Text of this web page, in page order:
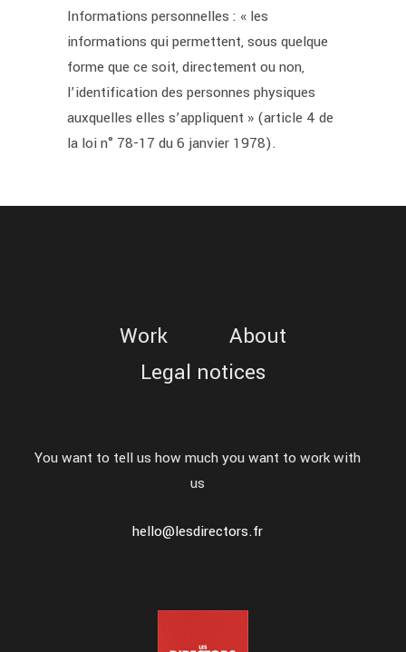
Informations personnelles : « les
informations qui permettent, sous quelque
forme que ce soit, directement ou non,
l’identification des personnes physiques
auxquelles elles s’appliquent » (article 4 de
la loi n° 78-17 du 6 janvier 1978).
Work
About
Legal notices
You want to tell us how much you want to work with
us
hello@lesdirectors.fr